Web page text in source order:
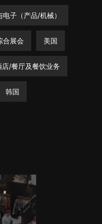
电子（产品/机械）
合展会 美国
店/餐厅及餐饮业务
韩国